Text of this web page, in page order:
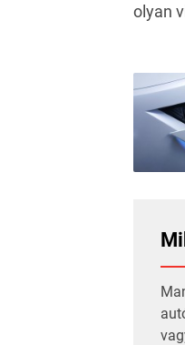
olyan